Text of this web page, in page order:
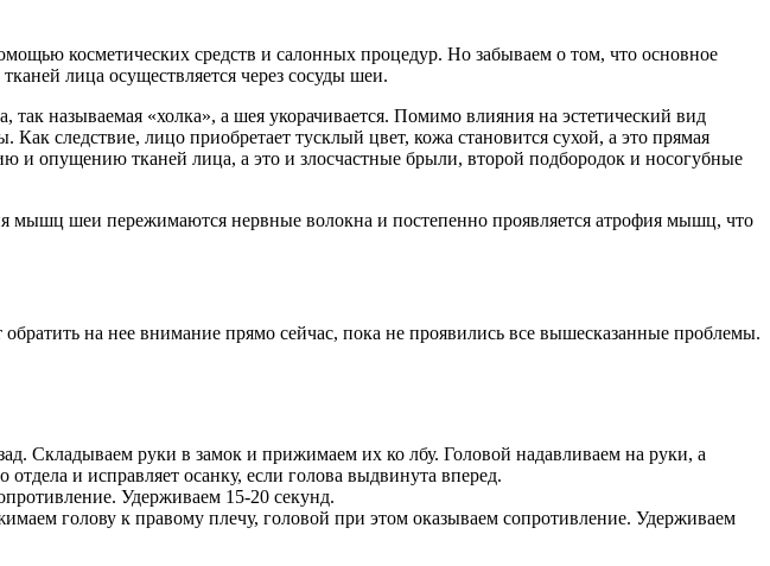
косметических средств и салонных процедур. Но забываем о том, что основное
лица осуществляется через сосуды шеи.
называемая «холка», а шея укорачивается. Помимо влияния на эстетический вид
следствие, лицо приобретает тусклый цвет, кожа становится сухой, а это прямая
опущению тканей лица, а это и злосчастные брыли, второй подбородок и носогубные
шеи пережимаются нервные волокна и постепенно проявляется атрофия мышц, что
на нее внимание прямо сейчас, пока не проявились все вышесказанные проблемы.
Складываем руки в замок и прижимаем их ко лбу. Головой надавливаем на руки, а
и исправляет осанку, если голова выдвинута вперед.
Удерживаем 15-20 секунд.
голову к правому плечу, головой при этом оказываем сопротивление. Удерживаем